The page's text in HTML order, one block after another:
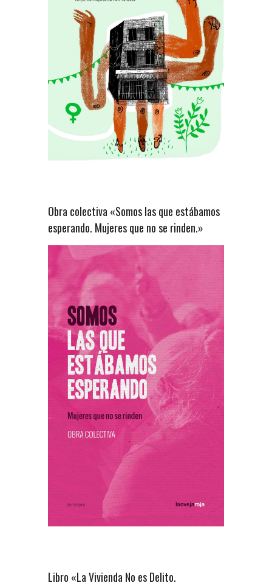
Obra colectiva «Somos las que estábamos
esperando. Mujeres que no se rinden.»
Libro «La Vivienda No es Delito.